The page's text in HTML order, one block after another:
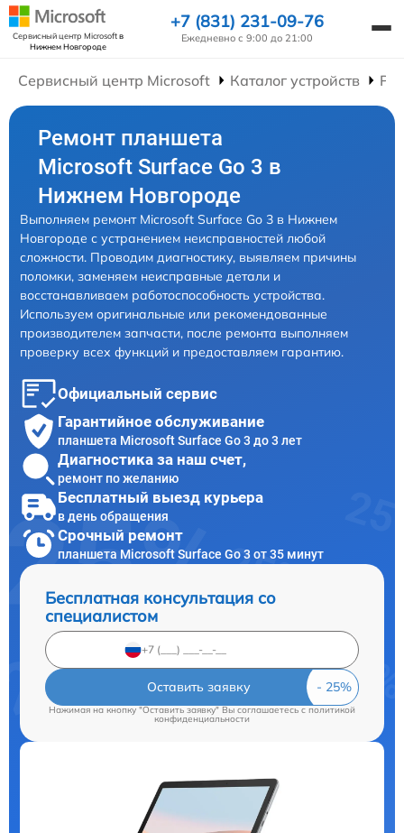
Сервисный центр Microsoftв
Нижнем Новгороде
+7 (831) 231-09-76
Ежедневно с 9:00 до 21:00
Сервисный центр Microsoft Каталог устройств
Ремонт планшета
Microsoft Surface Go 3 в
Нижнем Новгороде
Выполняем ремонт Microsoft Surface Go 3 в Нижнем
Новгороде с устранением неисправностей любой
сложности. Проводим диагностику, выявляем причины
поломки, заменяем неисправные детали и
восстанавливаем работоспособность устройства.
Используем оригинальные или рекомендованные
производителем запчасти, после ремонта выполняем
проверку всех функций и предоставляем гарантию.
Официальный сервис
Гарантийное обслуживание
планшета Microsoft Surface Go 3 до 3 лет
Диагностика за наш счет,
ремонт по желанию
Бесплатный выезд курьера
в день обращения
Срочный ремонт
планшета Microsoft Surface Go 3 от 35 минут
Бесплатная консультация со
специалистом
Оставить заявку
Нажимая на кнопку "Оставить заявку" Вы соглашаетесь cполитикой
конфиденциальности